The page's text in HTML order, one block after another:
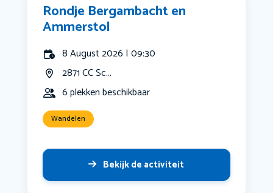
Rondje Bergambacht en
Ammerstol
8 August 2026 | 09:30
2871 CC Sc...
6 plekken beschikbaar
Wandelen
Bekijk de activiteit